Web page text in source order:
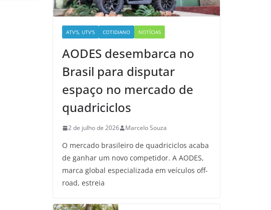
ATV'S, UTV'S COTIDIANO NOTÍCIAS
AODES desembarca no
Brasil para disputar
espaço no mercado de
quadriciclos
2 de julho de 2026 Marcelo Souza
O mercado brasileiro de quadriciclos acaba
de ganhar um novo competidor. A AODES,
marca global especializada em veículos off-
road, estreia